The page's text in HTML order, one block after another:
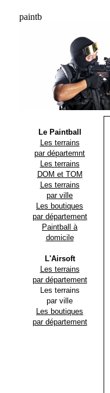
paintb
Le Paintball
Les terrains
par départemnt
Les terrains
DOM et TOM
Les terrains
par ville
Les boutiques
par département
Paintball à
domicile
L'Airsoft
Les terrains
par département
Les terrains
par ville
Les boutiques
par département